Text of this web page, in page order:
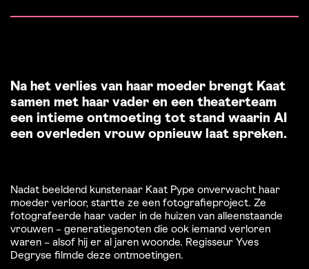
Na het verlies van haar moeder brengt Kaat
samen met haar vader en een theaterteam
een intieme ontmoeting tot stand waarin AI
een overleden vrouw opnieuw laat spreken.
Nadat beeldend kunstenaar Kaat Pype onverwacht haar
moeder verloor, startte ze een fotografieproject. Ze
fotografeerde haar vader in de huizen van alleenstaande
vrouwen – generatiegenoten die ook iemand verloren
waren – alsof hij er al jaren woonde. Regisseur Yves
Degryse filmde deze ontmoetingen.